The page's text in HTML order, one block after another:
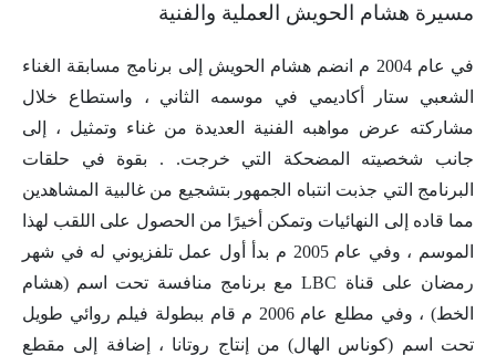
مسيرة هشام الحويش العملية والفنية
في عام 2004 م انضم هشام الحويش إلى برنامج مسابقة الغناء
الشعبي ستار أكاديمي في موسمه الثاني ، واستطاع خلال
مشاركته عرض مواهبه الفنية العديدة من غناء وتمثيل ، إلى
جانب شخصيته المضحكة التي خرجت. . بقوة في حلقات
البرنامج التي جذبت انتباه الجمهور بتشجيع من غالبية المشاهدين
مما قاده إلى النهائيات وتمكن أخيرًا من الحصول على اللقب لهذا
الموسم ، وفي عام 2005 م بدأ أول عمل تلفزيوني له في شهر
رمضان على قناة LBC مع برنامج منافسة تحت اسم (هشام
الخط) ، وفي مطلع عام 2006 م قام ببطولة فيلم روائي طويل
تحت اسم (كوناس الهال) من إنتاج روتانا ، إضافة إلى مقطع